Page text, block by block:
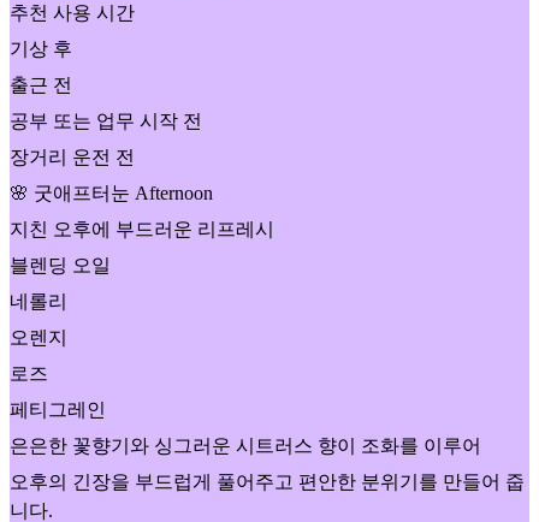
추천 사용 시간
기상 후
출근 전
공부 또는 업무 시작 전
장거리 운전 전
🌸 굿애프터눈 Afternoon
지친 오후에 부드러운 리프레시
블렌딩 오일
네롤리
오렌지
로즈
페티그레인
은은한 꽃향기와 싱그러운 시트러스 향이 조화를 이루어
오후의 긴장을 부드럽게 풀어주고 편안한 분위기를 만들어 줍
니다.